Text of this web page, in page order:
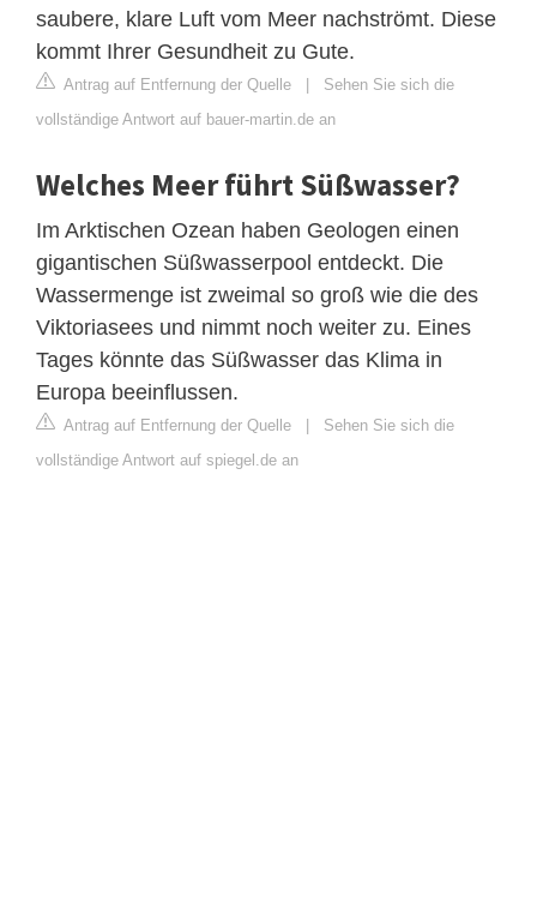
saubere, klare Luft vom Meer nachströmt. Diese
kommt Ihrer Gesundheit zu Gute.
Antrag auf Entfernung der Quelle | Sehen Sie sich die
vollständige Antwort auf bauer-martin.de an
Welches Meer führt Süßwasser?
Im Arktischen Ozean haben Geologen einen
gigantischen Süßwasserpool entdeckt. Die
Wassermenge ist zweimal so groß wie die des
Viktoriasees und nimmt noch weiter zu. Eines
Tages könnte das Süßwasser das Klima in
Europa beeinflussen.
Antrag auf Entfernung der Quelle | Sehen Sie sich die
vollständige Antwort auf spiegel.de an